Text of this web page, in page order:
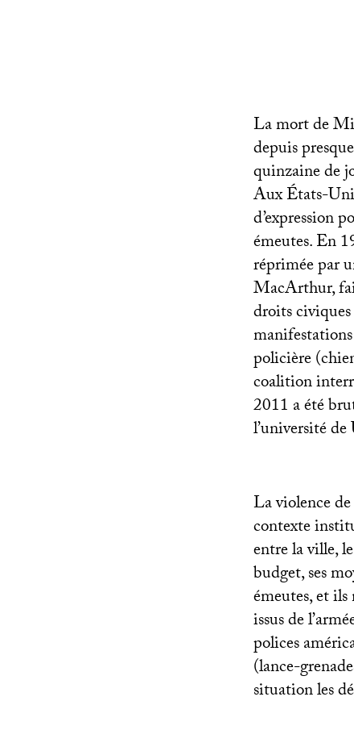
La mort de
depuis
quinzaine de
Aux États-
d’expression
émeutes. En
réprimée par
MacArthur,
droits
policière
coalition
2011 a été
l’université de
La violence
contexte
entre la ville,
budget, ses
émeutes, et
issus de
polices
(lance-
situation les